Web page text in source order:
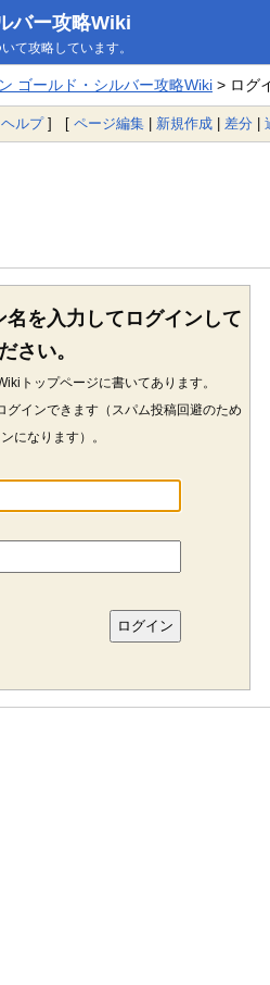
バー攻略Wiki
て攻略しています。
ゴールド・シルバー攻略Wiki> ログ
ヘルプ] [ ページ編集 | 新規作成 | 差分 |
を入力してログインして
さい。
トップページに書いてあります。
グインできます（スパム投稿回避のため
になります）。